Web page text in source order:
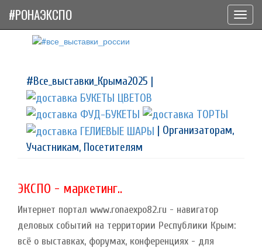
#Все_выставки_Крыма2025 |
| Организаторам,
Участникам, Посетителям
ЭКСПО - маркетинг..
Интернет портал www.ronaexpo82.ru - навигатор
деловых событий на территории Республики Крым:
всё о выставках, форумах, конференциях - для
#РОНАЭКСПО